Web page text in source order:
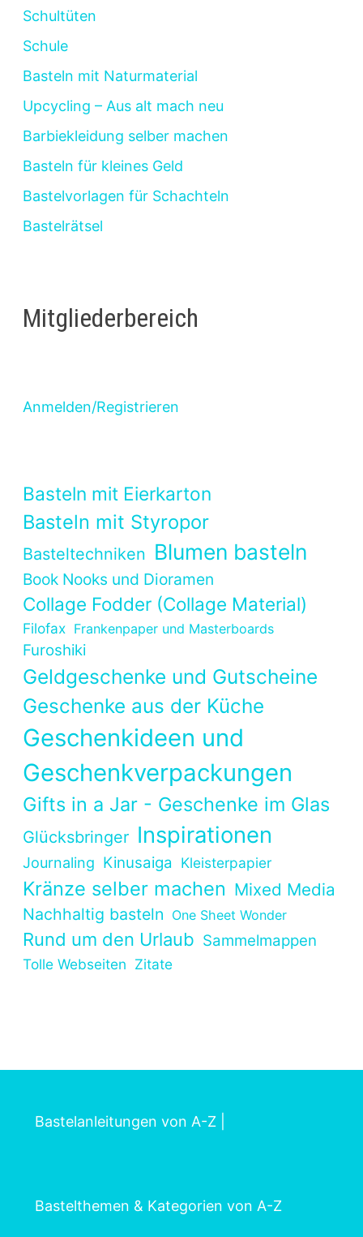
Schultüten
Schule
Basteln mit Naturmaterial
Upcycling – Aus alt mach neu
Barbiekleidung selber machen
Basteln für kleines Geld
Bastelvorlagen für Schachteln
Bastelrätsel
Mitgliederbereich
Anmelden/Registrieren
Basteln mit Eierkarton
Basteln mit Styropor
Basteltechniken Blumen basteln
Book Nooks und Dioramen
Collage Fodder (Collage Material)
Filofax Frankenpaper und Masterboards
Furoshiki
Geldgeschenke und Gutscheine
Geschenke aus der Küche
Geschenkideen und
Geschenkverpackungen
Gifts in a Jar - Geschenke im Glas
Glücksbringer Inspirationen
Journaling Kinusaiga Kleisterpapier
Kränze selber machen Mixed Media
Nachhaltig basteln One Sheet Wonder
Rund um den Urlaub Sammelmappen
Tolle Webseiten Zitate
Bastelanleitungen von A-Z
Bastelthemen & Kategorien von A-Z